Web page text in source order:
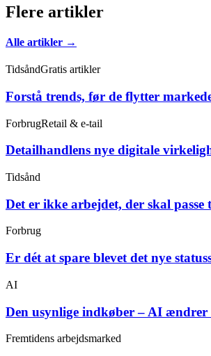
Flere artikler
Alle artikler →
TidsåndGratis artikler
Forstå trends, før de flytter
ForbrugRetail & e-tail
Detailhandlens nye digitale
Tidsånd
Det er ikke arbejdet, der skal passe
Forbrug
Er dét at spare blevet det nye
AI
Den usynlige indkøber – AI ændrer
Fremtidens arbejdsmarked